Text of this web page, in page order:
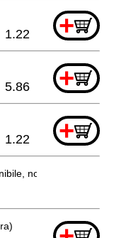
+
1.22
+
5.86
+
1.22
non ordinabile